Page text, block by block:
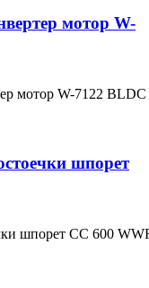
мотор W-
мотор W-7122 BLDC
шпорет
шпорет CC 600